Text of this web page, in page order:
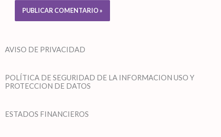
AVISO DE PRIVACIDAD
POLÍTICA DE SEGURIDAD DE LA INFORMACION USO Y
PROTECCION DE DATOS
ESTADOS FINANCIEROS